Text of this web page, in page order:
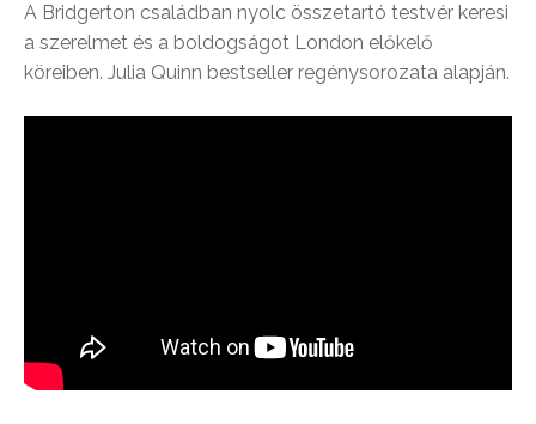
A Bridgerton családban nyolc összetartó testvér keresi
a szerelmet és a boldogságot London előkelő
köreiben. Julia Quinn bestseller regénysorozata alapján.